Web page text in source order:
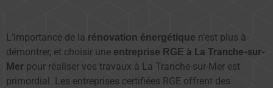
L’importance de la rénovation énergétique n’est plus à
démontrer, et choisir une entreprise RGE à La Tranche-sur-
Mer pour réaliser vos travaux à La Tranche-sur-Mer est
primordial. Les entreprises certifiées RGE offrent des